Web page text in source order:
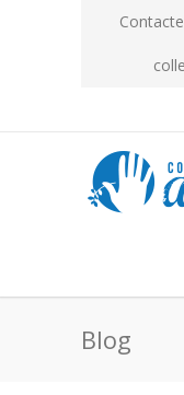
Blog